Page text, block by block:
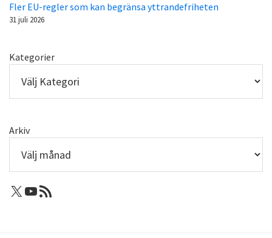
Fler EU-regler som kan begränsa yttrandefriheten
31 juli 2026
Kategorier
Arkiv
X: Femtejuli
Youtube
RSS-flöde